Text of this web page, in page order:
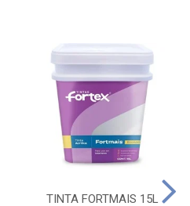
TINTA FORTMAIS 15L